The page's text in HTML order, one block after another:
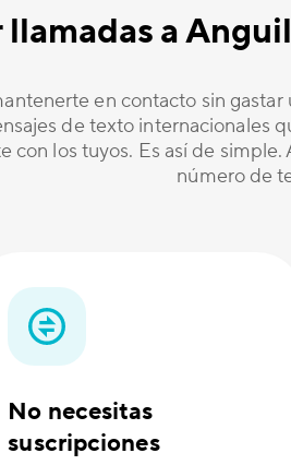
llamadas a
en contacto sin
de texto internacionales
con los tuyos. Es así de
número de
No necesitas
suscripciones